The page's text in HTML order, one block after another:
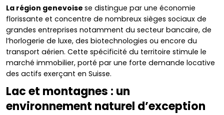
La région genevoise se distingue par une économie
florissante et concentre de nombreux sièges sociaux de
grandes entreprises notamment du secteur bancaire, de
l’horlogerie de luxe, des biotechnologies ou encore du
transport aérien. Cette spécificité du territoire stimule le
marché immobilier, porté par une forte demande locative
des actifs exerçant en Suisse.
Lac et montagnes : un
environnement naturel d’exception